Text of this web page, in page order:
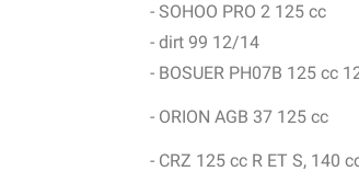
- SOHOO PRO 2 125 cc
- dirt 99 12/14
- BOSUER PH07B 125 cc
- ORION AGB 37 125 cc
- CRZ 125 cc R ET S, 140